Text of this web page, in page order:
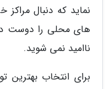
نماید که دنبال
های محلی را دوست
ناامید نمی شوید.
برای انتخاب بهترین